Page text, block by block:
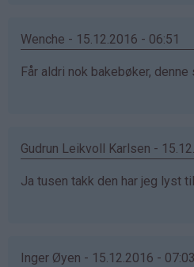
Wenche - 15.12.2016 - 06:51
Får aldri nok bakebøker, denne
Gudrun Leikvoll Karlsen -
Ja tusen takk den har jeg lyst
Inger Øyen - 15.12.2016 - 07:03